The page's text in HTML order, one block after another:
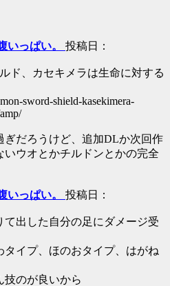
いっぱい。 投稿日：
ド、カセキメラは生命に対する
sword-shield-kasekimera-
ぎだろうけど、追加DLか次回作
いウオとかチルドンとかの完全
いっぱい。 投稿日：
て出した自分の足にダメージ受
タイプ、ほのおタイプ、はがね
技のが良いから